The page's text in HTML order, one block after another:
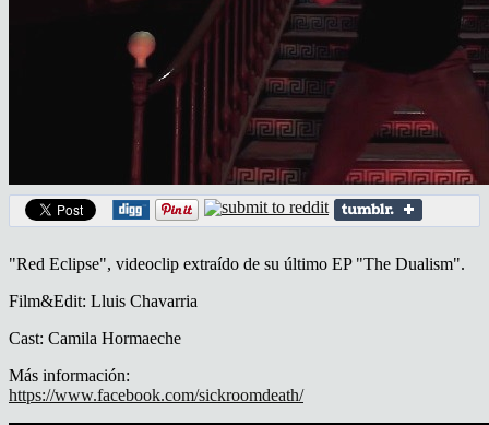
"Red Eclipse", videoclip extraído de su último EP "The Dualism".
Film&Edit: Lluis Chavarria
Cast: Camila Hormaeche
Más información:
https://www.facebook.com/sickroomdeath/